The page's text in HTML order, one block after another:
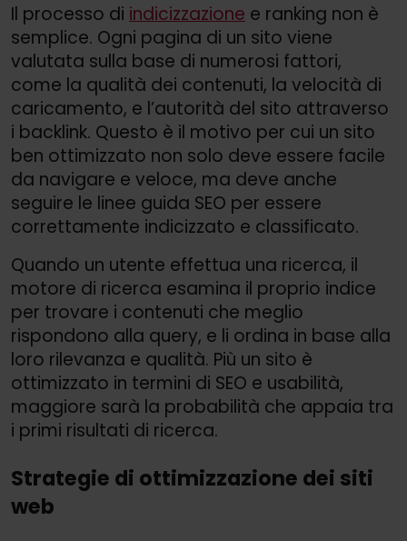
Il processo di indicizzazione e ranking non è
semplice. Ogni pagina di un sito viene
valutata sulla base di numerosi fattori,
come la qualità dei contenuti, la velocità di
caricamento, e l’autorità del sito attraverso
i backlink. Questo è il motivo per cui un sito
ben ottimizzato non solo deve essere facile
da navigare e veloce, ma deve anche
seguire le linee guida SEO per essere
correttamente indicizzato e classificato.
Quando un utente effettua una ricerca, il
motore di ricerca esamina il proprio indice
per trovare i contenuti che meglio
rispondono alla query, e li ordina in base alla
loro rilevanza e qualità. Più un sito è
ottimizzato in termini di SEO e usabilità,
maggiore sarà la probabilità che appaia tra
i primi risultati di ricerca.
Strategie di ottimizzazione dei siti
web